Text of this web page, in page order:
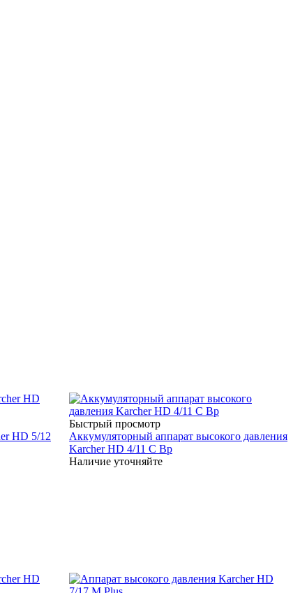
HD 5/12
Быстрый просмотр
Аккумуляторный аппарат высокого давления
Karcher HD 4/11 C Bp
Наличие уточняйте